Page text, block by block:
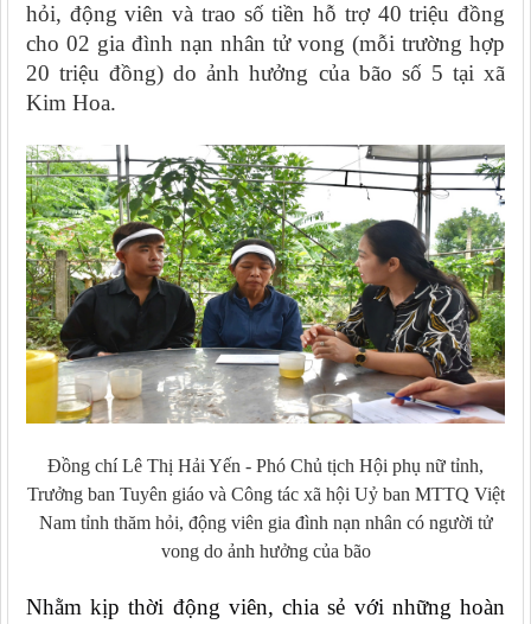
hỏi, động viên và trao số tiền hỗ trợ 40 triệu đồng
cho 02 gia đình nạn nhân tử vong (mỗi trường hợp
20 triệu đồng) do ảnh hưởng của bão số 5 tại xã
Kim Hoa.
Đồng chí Lê Thị Hải Yến - Phó Chủ tịch Hội phụ nữ tỉnh,
Trưởng ban Tuyên giáo và Công tác xã hội Uỷ ban MTTQ Việt
Nam tỉnh thăm hỏi, động viên gia đình nạn nhân có người tử
vong do ảnh hưởng của bão
Nhằm kịp thời động viên, chia sẻ với những hoàn